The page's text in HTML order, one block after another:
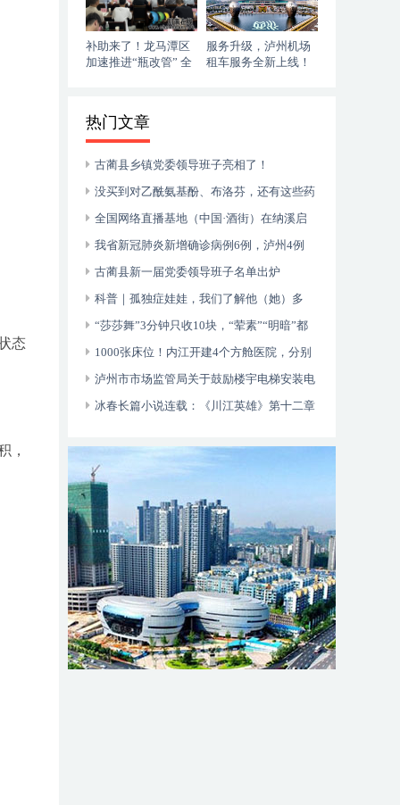
态
，
补助来了！龙马潭区
加速推进“瓶改管” 全
服务升级，泸州机场
租车服务全新上线！
热门文章
古蔺县乡镇党委领导班子亮相了！
没买到对乙酰氨基酚、布洛芬，还有这些药
可以临时替代
全国网络直播基地（中国·酒街）在纳溪启
动运行
我省新冠肺炎新增确诊病例6例，泸州4例
古蔺县新一届党委领导班子名单出炉
科普｜孤独症娃娃，我们了解他（她）多
少？
“莎莎舞”3分钟只收10块，“荤素”“明暗”都
有，还可以······
1000张床位！内江开建4个方舱医院，分别
位于——
泸州市市场监管局关于鼓励楼宇电梯安装电
动自行车智能阻止系统的倡议书
冰春长篇小说连载：《川江英雄》第十二章